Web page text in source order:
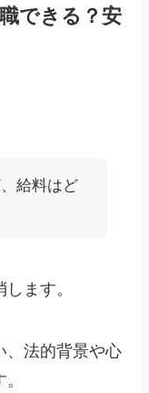
できる？安
給料はど
ます。
、法的背景や心